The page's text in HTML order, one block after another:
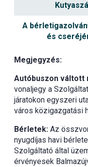
A
és
Megjegyzés:
Autóbuszon váltott
vonaljegy a
járatokon egyszeri
város közigazgatási
Bérletek: Az
nyugdíjas havi
Szolgáltató által
érvényesek